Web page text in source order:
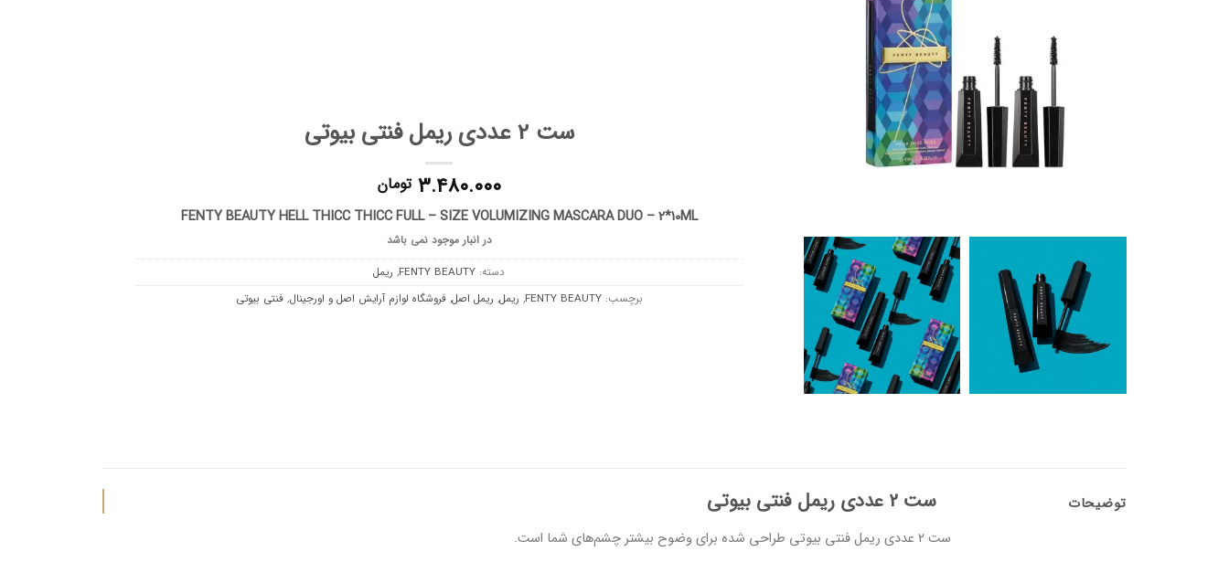
ست 2 عددی ریمل فنتی بیوتی
۳.۴۸۰.۰۰۰ تومان
FENTY BEAUTY HELL THICC THICC FULL – SIZE VOLUMIZING MASCARA DUO – 2*10ML
در انبار موجود نمی باشد
دسته: FENTY BEAUTY
, ریمل
برچسب:FENTY BEAUTY
, ریمل, ریمل اصل,فروشگاه لوازم آرایش اصل و اورجینال,فنتی بیوتی
توضیحات ست 2 عددی ریمل فنتی بیوتی
ست 2 عددی ریمل فنتی بیوتی طراحی شده برای وضوح بیشتر چشم‌های شما است.